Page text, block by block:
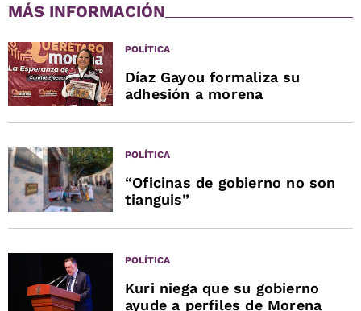
MÁS INFORMACIÓN
POLÍTICA
Díaz Gayou formaliza su
adhesión a morena
POLÍTICA
“Oficinas de gobierno no son
tianguis”
POLÍTICA
Kuri niega que su gobierno
ayude a perfiles de Morena